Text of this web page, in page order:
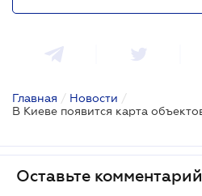
Главная / Новости /
Оставьте комментарий